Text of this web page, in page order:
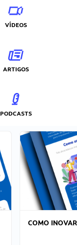
VÍDEOS
ARTIGOS
PODCASTS
COMO